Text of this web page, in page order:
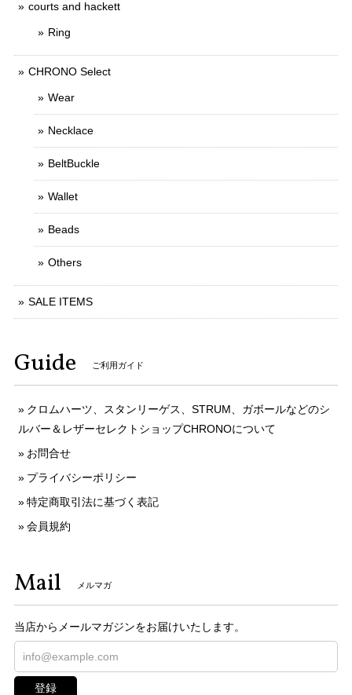
courts and hackett
Ring
CHRONO Select
Wear
Necklace
BeltBuckle
Wallet
Beads
Others
SALE ITEMS
Guide ご利用ガイド
クロムハーツ、スタンリーゲス、STRUM、ガボールなどのシ
ルバー＆レザーセレクトショップCHRONOについて
お問合せ
プライバシーポリシー
特定商取引法に基づく表記
会員規約
Mail メルマガ
当店からメールマガジンをお届けいたします。
登録